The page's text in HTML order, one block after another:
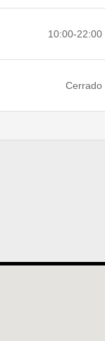
10:00-22:00
Cerrado